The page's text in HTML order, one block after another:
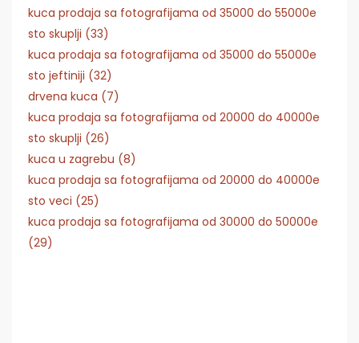
kuca prodaja sa fotografijama od 35000 do 55000e
sto skuplji (33)
kuca prodaja sa fotografijama od 35000 do 55000e
sto jeftiniji (32)
drvena kuca (7)
kuca prodaja sa fotografijama od 20000 do 40000e
sto skuplji (26)
kuca u zagrebu (8)
kuca prodaja sa fotografijama od 20000 do 40000e
sto veci (25)
kuca prodaja sa fotografijama od 30000 do 50000e
(29)